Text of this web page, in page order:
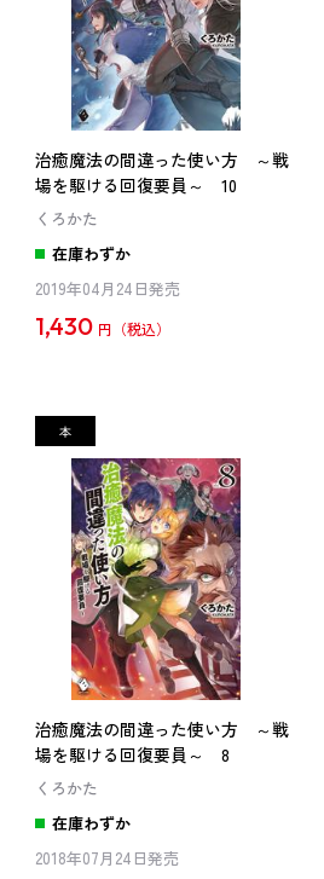
治癒魔法の間違った使い方 ～戦
場を駆ける回復要員～ 10
くろかた
在庫わずか
2019年04月24日発売
1,430 円
治癒魔法の間違った使い方 ～戦
場を駆ける回復要員～ 8
くろかた
在庫わずか
2018年07月24日発売